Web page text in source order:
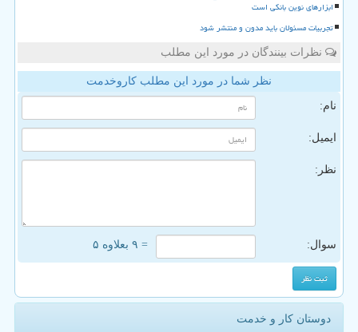
ابزارهای نوین بانکی است
تجربیات مسئولان باید مدون و منتشر شود
نظرات بینندگان در مورد این مطلب
نظر شما در مورد این مطلب کاروخدمت
نام:
ایمیل:
نظر:
سوال: = ۹ بعلاوه ۵
دوستان کار و خدمت